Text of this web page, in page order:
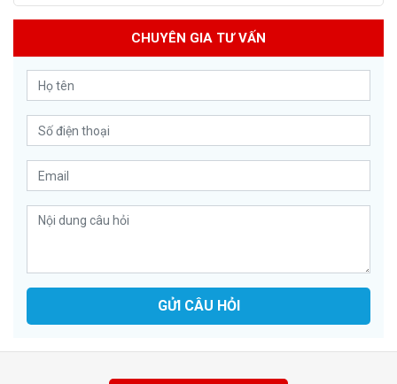
CHUYÊN GIA TƯ VẤN
GỬI CÂU HỎI